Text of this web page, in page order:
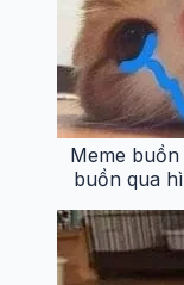
Meme
buồn qua